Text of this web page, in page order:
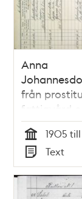
Anna
från
fattigvård
Tid
1905
Typ
Text